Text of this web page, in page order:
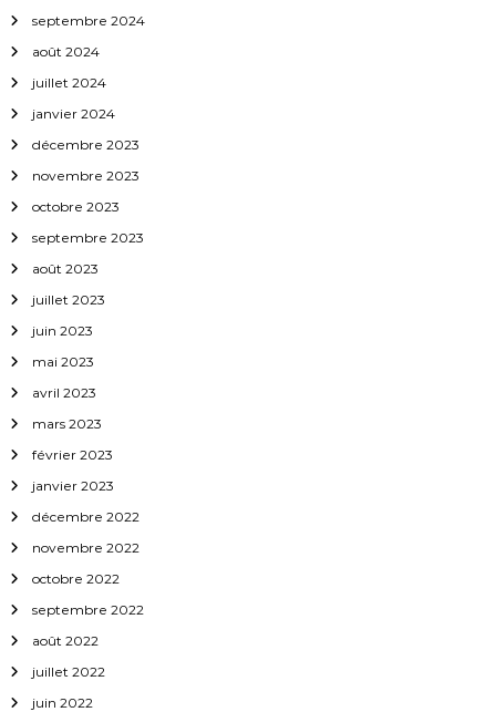
’
a
r
t
i
c
l
e
septembre 2024
août 2024
juillet 2024
janvier 2024
décembre 2023
novembre 2023
octobre 2023
septembre 2023
août 2023
juillet 2023
juin 2023
mai 2023
avril 2023
mars 2023
février 2023
janvier 2023
décembre 2022
novembre 2022
octobre 2022
septembre 2022
août 2022
juillet 2022
juin 2022